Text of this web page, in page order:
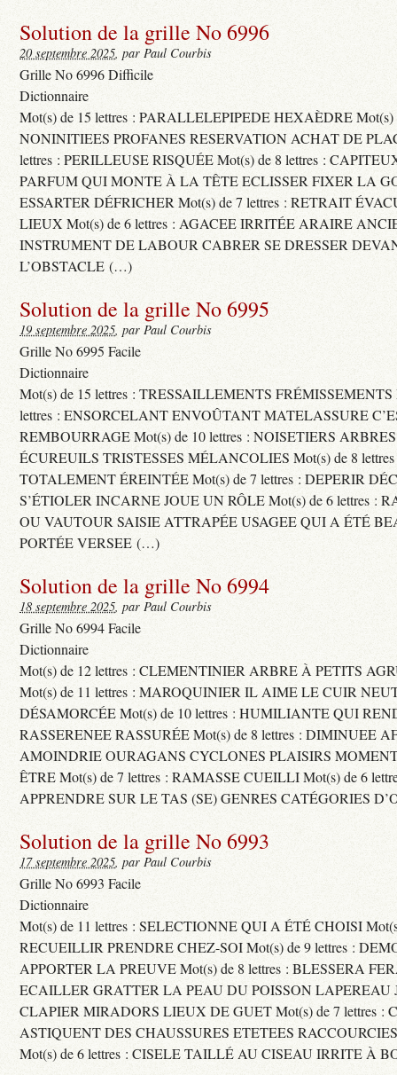
Solution de la grille No 6996
20 septembre 2025, par Paul Courbis
Grille No 6996 Difficile
Dictionnaire
Mot(s) de 15 lettres : PARALLELEPIPEDE HEXAÈDRE Mot(s)
NONINITIEES PROFANES RESERVATION ACHAT DE
lettres : PERILLEUSE RISQUÉE Mot(s) de 8 lettres :
PARFUM QUI MONTE À LA TÊTE ECLISSER FIXER LA
ESSARTER DÉFRICHER Mot(s) de 7 lettres : RETRAIT
LIEUX Mot(s) de 6 lettres : AGACEE IRRITÉE ARAIRE
INSTRUMENT DE LABOUR CABRER SE DRESSER
L’OBSTACLE (…)
Solution de la grille No 6995
19 septembre 2025, par Paul Courbis
Grille No 6995 Facile
Dictionnaire
Mot(s) de 15 lettres : TRESSAILLEMENTS FRÉMISSEMENTS
lettres : ENSORCELANT ENVOÛTANT MATELASSURE
REMBOURRAGE Mot(s) de 10 lettres : NOISETIERS
ÉCUREUILS TRISTESSES MÉLANCOLIES Mot(s) de 8
TOTALEMENT ÉREINTÉE Mot(s) de 7 lettres : DEPERIR
S’ÉTIOLER INCARNE JOUE UN RÔLE Mot(s) de 6 lettres :
OU VAUTOUR SAISIE ATTRAPÉE USAGEE QUI A ÉTÉ
PORTÉE VERSEE (…)
Solution de la grille No 6994
18 septembre 2025, par Paul Courbis
Grille No 6994 Facile
Dictionnaire
Mot(s) de 12 lettres : CLEMENTINIER ARBRE À PETITS
Mot(s) de 11 lettres : MAROQUINIER IL AIME LE CUIR
DÉSAMORCÉE Mot(s) de 10 lettres : HUMILIANTE QUI
RASSERENEE RASSURÉE Mot(s) de 8 lettres : DIMINUEE
AMOINDRIE OURAGANS CYCLONES PLAISIRS
ÊTRE Mot(s) de 7 lettres : RAMASSE CUEILLI Mot(s) de 6
APPRENDRE SUR LE TAS (SE) GENRES CATÉGORIES
Solution de la grille No 6993
17 septembre 2025, par Paul Courbis
Grille No 6993 Facile
Dictionnaire
Mot(s) de 11 lettres : SELECTIONNE QUI A ÉTÉ CHOISI
RECUEILLIR PRENDRE CHEZ-SOI Mot(s) de 9 lettres :
APPORTER LA PREUVE Mot(s) de 8 lettres : BLESSERA
ECAILLER GRATTER LA PEAU DU POISSON LAPEREAU
CLAPIER MIRADORS LIEUX DE GUET Mot(s) de 7 lettres :
ASTIQUENT DES CHAUSSURES ETETEES
Mot(s) de 6 lettres : CISELE TAILLÉ AU CISEAU IRRITE À